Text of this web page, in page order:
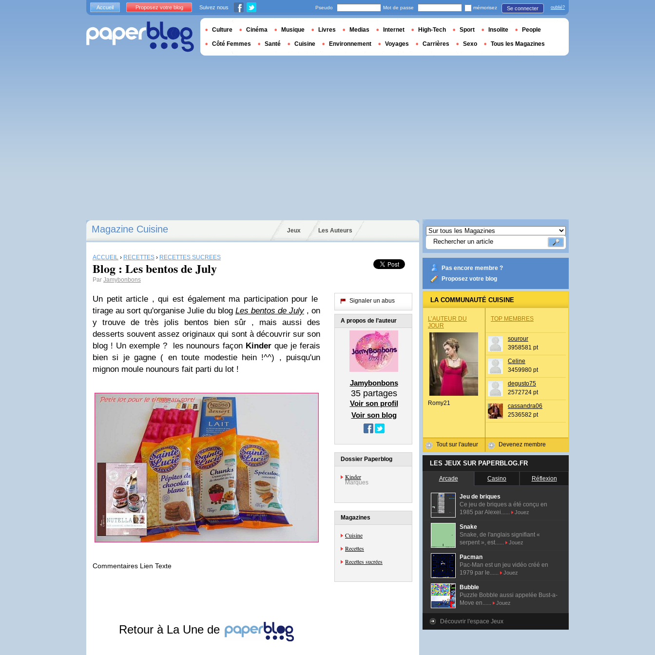
Magazine Cuisine Jeux Les Auteurs
ACCUEIL › RECETTES › RECETTES SUCRÉES
Blog : Les bentos de July
Par Jamybonbons
Un petit article , qui est également ma participation pour le
tirage au sort qu'organise Julie du blog Les bentos de July, on
y trouve de très jolis bentos bien sûr , mais aussi des
desserts souvent assez originaux qui sont à découvrir sur son
blog ! Un exemple ? les nounours façon Kinder que je ferais
bien si je gagne ( en toute modestie hein !^^) , puisqu'un
mignon moule nounours fait parti du lot !
Commentaires Lien Texte
Retour à La Une de
Signaler un abus
A propos de l’auteur
Jamybonbons
35partages
Voir son profil
Voir son blog
Dossier Paperblog
Kinder
Marques
Magazines
Cuisine
Recettes
Recettes sucrées
Pas encore membre ?
Proposez votre blog
LA COMMUNAUTÉ CUISINE
L’AUTEUR DU
JOUR
Romy21
Tout sur l'auteur
TOP MEMBRES
sourour
3958581 pt
Celine
3459980 pt
degusto75
2572724 pt
cassandra06
2536582 pt
Devenez membre
LES JEUX SUR PAPERBLOG.FR
Arcade Casino Réflexion
Jeu de briques
Ce jeu de briques a été conçu en
1985 par Alexei......
Jouez
Snake
Snake, de l'anglais signifiant «
serpent », est......
Jouez
Pacman
Pac-Man est un jeu vidéo créé en
1979 par le......
Jouez
Bubble
Puzzle Bobble aussi appelée Bust-a-
Move en......
Jouez
Découvrir l'espace Jeux
Accueil Proposez votre blog Suivez nous Pseudo Mot de passe mémorisez Se connecter oublié?
Culture Cinéma Musique Livres Medias Internet High-Tech Sport Insolite People
Côté Femmes Santé Cuisine Environnement Voyages Carrières Sexo Tous les Magazines